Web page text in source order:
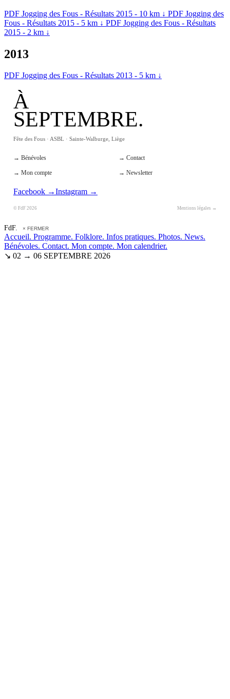
PDF Jogging des Fous - Résultats 2015 - 10 km ↓ PDF Jogging des
Fous - Résultats 2015 - 5 km ↓ PDF Jogging des Fous - Résultats
2015 - 2 km ↓
2013
PDF Jogging des Fous - Résultats 2013 - 5 km ↓
À
SEPTEMBRE.
Fête des Fous · ASBL · Sainte-Walburge, Liège
→ Bénévoles → Contact
→ Mon compte → Newsletter
Facebook →Instagram →
© FdF 2026 Mentions légales →
FdF. × FERMER
Accueil. Programme. Folklore. Infos pratiques. Photos. News.
Bénévoles. Contact. Mon compte. Mon calendrier.
↘ 02 → 06 SEPTEMBRE 2026